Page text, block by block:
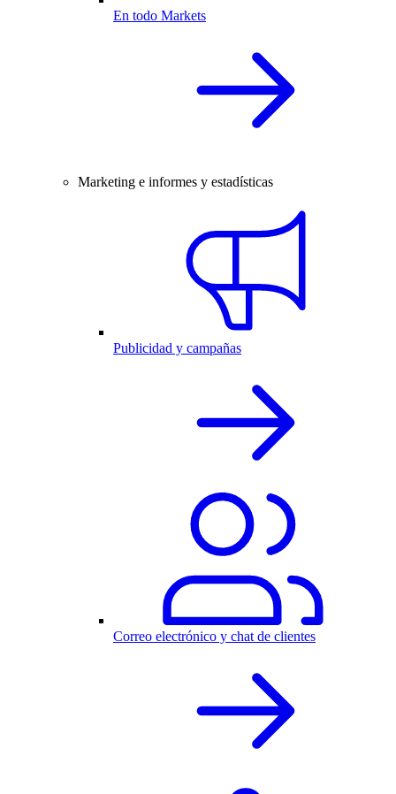
En todo Markets
Marketing e informes y estadísticas
Publicidad y campañas
Correo electrónico y chat de clientes